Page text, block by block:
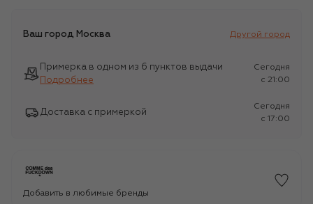
Ваш город Москва Другой город
Примерка в одном из 6 пунктов выдачи
Подробнее
Сегодня
c 21:00
Доставка с примеркой
Сегодня
c 17:00
Добавить в любимые бренды